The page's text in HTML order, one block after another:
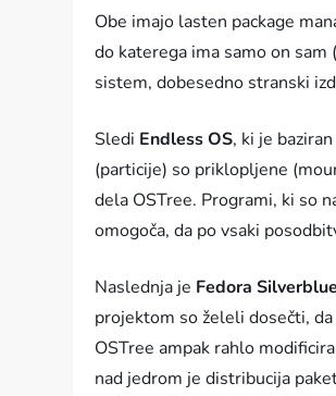
Obe imajo lasten package
do katerega ima samo on
sistem, dobesedno stranski
Sledi Endless OS, ki je
(particije) so priklopljene
dela OSTree. Programi, ki so
omogoča, da po vsaki
Naslednja je Fedora Silverblue
projektom so želeli dosečti,
OSTree ampak rahlo
nad jedrom je distribucija